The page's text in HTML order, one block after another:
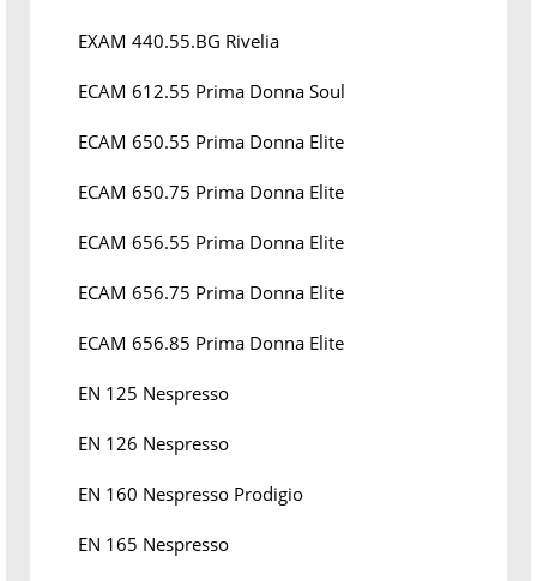
EXAM 440.55.BG Rivelia
ECAM 612.55 Prima Donna Soul
ECAM 650.55 Prima Donna Elite
ECAM 650.75 Prima Donna Elite
ECAM 656.55 Prima Donna Elite
ECAM 656.75 Prima Donna Elite
ECAM 656.85 Prima Donna Elite
EN 125 Nespresso
EN 126 Nespresso
EN 160 Nespresso Prodigio
EN 165 Nespresso